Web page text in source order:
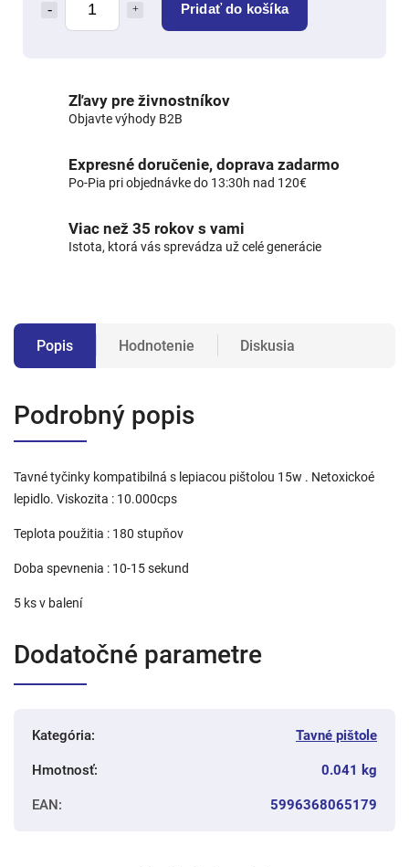
Pridať do košíka
Zľavy pre živnostníkov
Objavte výhody B2B
Expresné doručenie, doprava zadarmo
Po-Pia pri objednávke do 13:30h nad 120€
Viac než 35 rokov s vami
Istota, ktorá vás sprevádza už celé generácie
Popis Hodnotenie Diskusia
Podrobný popis
Tavné tyčinky kompatibilná s lepiacou pištolou 15w . Netoxickoé
lepidlo. Viskozita : 10.000cps
Teplota použitia : 180 stupňov
Doba spevnenia : 10-15 sekund
5 ks v balení
Dodatočné parametre
Kategória: Tavné pištole
Hmotnosť: 0.041 kg
EAN: 5996368065179